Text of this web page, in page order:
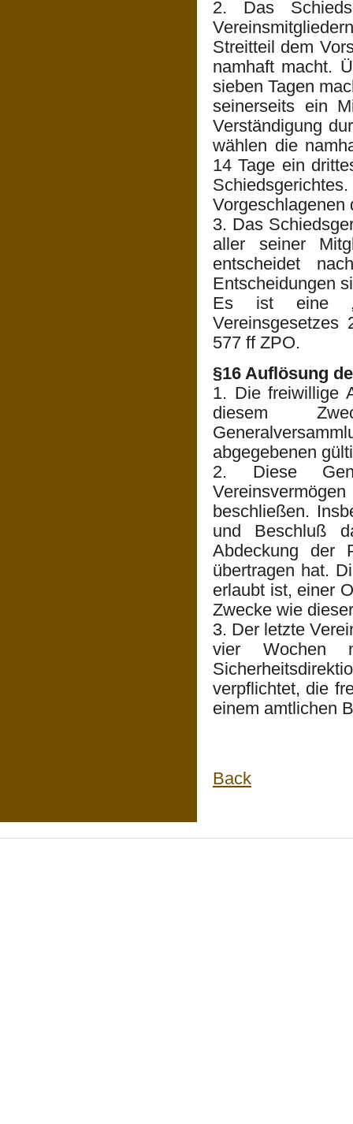
2. Das
Streitteil dem
namhaft macht.
sieben Tagen
seinerseits ein
Verständigung
wählen die
14 Tage ein
Vorgeschlagenen
3. Das
aller seiner
entscheidet
Entscheidungen
Es ist eine
577 ff ZPO.
§16 Auflösung
1. Die freiwillige
diesem
abgegebenen
2. Diese
beschließen.
und Beschluß
Abdeckung der
übertragen hat.
erlaubt ist, einer
Zwecke wie
3. Der letzte
vier Wochen
verpflichtet, die
einem amtlichen
Back